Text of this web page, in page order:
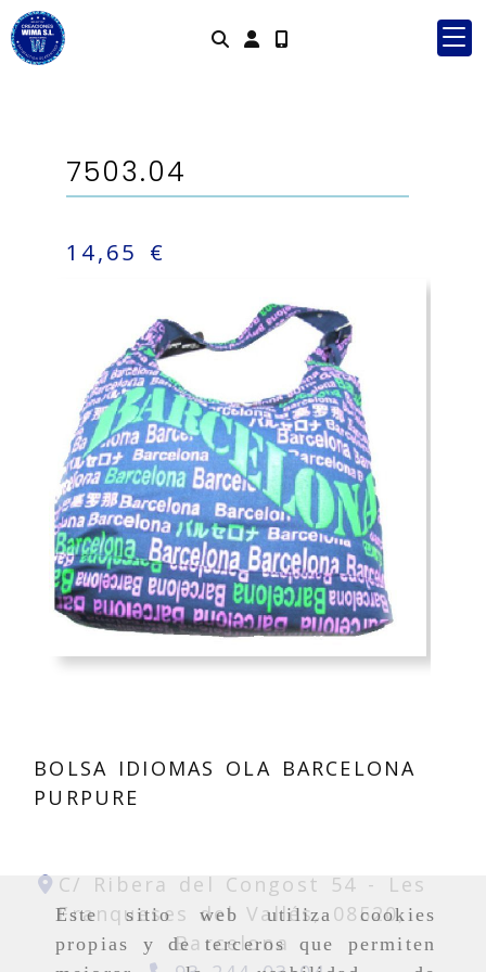
Este sitio web utiliza cookies
propias y de terceros que permiten
Identifícate
7503.04
14,65 €
BOLSA IDIOMAS OLA BARCELONA
PURPURE
C/ Ribera del Congost 54 -
Les
Franqueses del Vallés, 08520,
Barcelona